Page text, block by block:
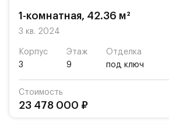
1-комнатная, 42.36 м²
3 кв. 2024
Корпус
3
Этаж
9
Отделка
под ключ
Стоимость
23 478 000 ₽